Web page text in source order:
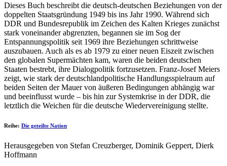
Dieses Buch beschreibt die deutsch-deutschen Beziehungen von der
doppelten Staatsgründung 1949 bis ins Jahr 1990. Während sich
DDR und Bundesrepublik im Zeichen des Kalten Krieges zunächst
stark voneinander abgrenzten, begannen sie im Sog der
Entspannungspolitik seit 1969 ihre Beziehungen schrittweise
auszubauen. Auch als es ab 1979 zu einer neuen Eiszeit zwischen
den globalen Supermächten kam, waren die beiden deutschen
Staaten bestrebt, ihre Dialogpolitik fortzusetzen. Franz-Josef Meiers
zeigt, wie stark der deutschlandpolitische Handlungsspielraum auf
beiden Seiten der Mauer von äußeren Bedingungen abhängig war
und beeinflusst wurde – bis hin zur Systemkrise in der DDR, die
letztlich die Weichen für die deutsche Wiedervereinigung stellte.
Reihe: Die geteilte Nation
Herausgegeben von Stefan Creuzberger, Dominik Geppert, Dierk
Hoffmann